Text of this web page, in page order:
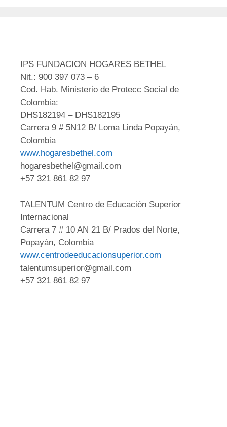
IPS FUNDACION HOGARES BETHEL
Nit.: 900 397 073 – 6
Cod. Hab. Ministerio de Protecc Social de
Colombia:
DHS182194 – DHS182195
Carrera 9 # 5N12 B/ Loma Linda Popayán,
Colombia
www.hogaresbethel.com
hogaresbethel@gmail.com
+57 321 861 82 97
TALENTUM Centro de Educación Superior
Internacional
Carrera 7 # 10 AN 21 B/ Prados del Norte,
Popayán, Colombia
www.centrodeeducacionsuperior.com
talentumsuperior@gmail.com
+57 321 861 82 97